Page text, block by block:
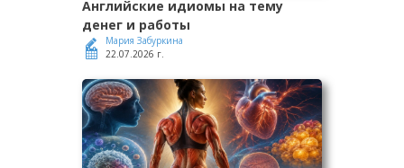
Английские идиомы на тему
денег и работы
Мария Забуркина
22.07.2026 г.